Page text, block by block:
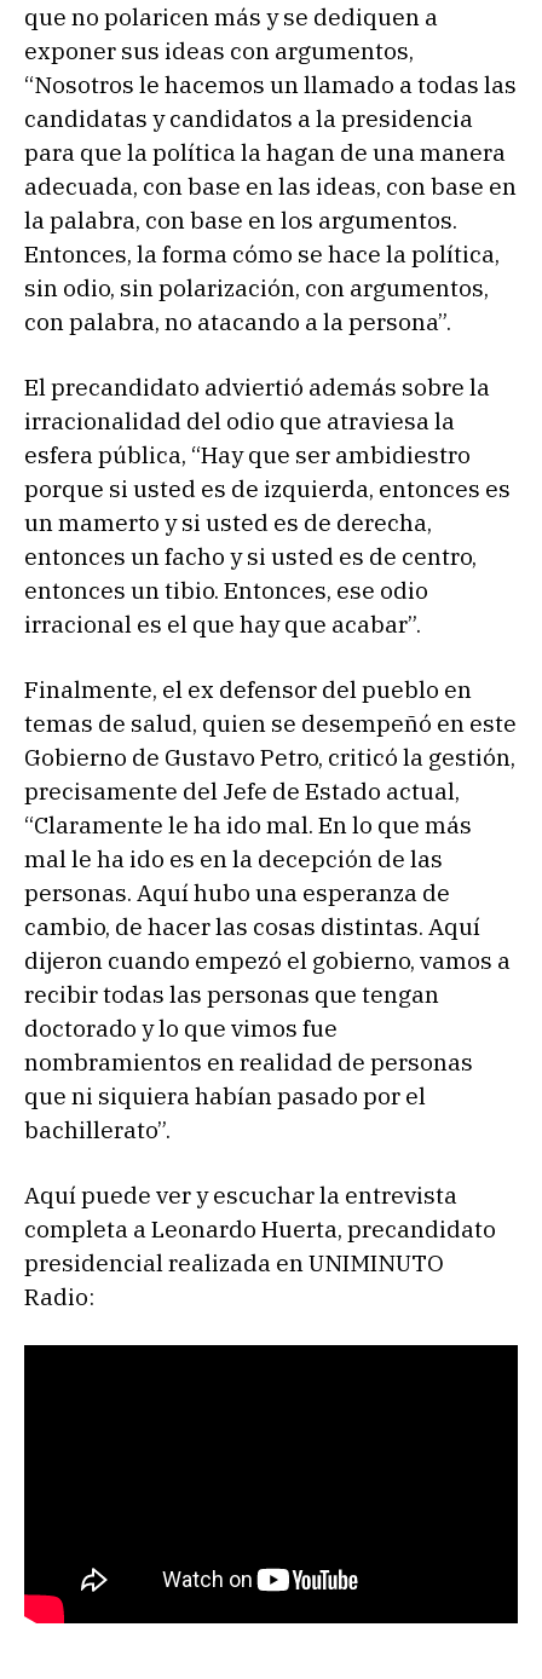
que no polaricen más y se dediquen a
exponer sus ideas con argumentos,
“Nosotros le hacemos un llamado a todas las
candidatas y candidatos a la presidencia
para que la política la hagan de una manera
adecuada, con base en las ideas, con base en
la palabra, con base en los argumentos.
Entonces, la forma cómo se hace la política,
sin odio, sin polarización, con argumentos,
con palabra, no atacando a la persona”.
El precandidato adviertió además sobre la
irracionalidad del odio que atraviesa la
esfera pública, “Hay que ser ambidiestro
porque si usted es de izquierda, entonces es
un mamerto y si usted es de derecha,
entonces un facho y si usted es de centro,
entonces un tibio. Entonces, ese odio
irracional es el que hay que acabar”.
Finalmente, el ex defensor del pueblo en
temas de salud, quien se desempeñó en este
Gobierno de Gustavo Petro, criticó la gestión,
precisamente del Jefe de Estado actual,
“Claramente le ha ido mal. En lo que más
mal le ha ido es en la decepción de las
personas. Aquí hubo una esperanza de
cambio, de hacer las cosas distintas. Aquí
dijeron cuando empezó el gobierno, vamos a
recibir todas las personas que tengan
doctorado y lo que vimos fue
nombramientos en realidad de personas
que ni siquiera habían pasado por el
bachillerato”.
Aquí puede ver y escuchar la entrevista
completa a Leonardo Huerta, precandidato
presidencial realizada en UNIMINUTO
Radio: